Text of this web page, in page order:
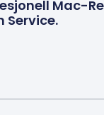
Mac-
Service.